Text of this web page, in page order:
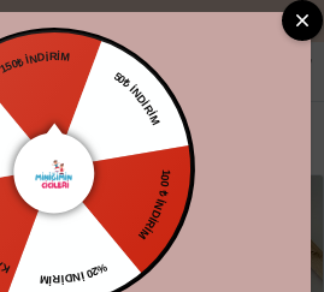
"Aynı gün
150₺ İNDİRİM
50₺ İNDİRİM
100 ₺ İNDİRİM
%20 İNDİRİM